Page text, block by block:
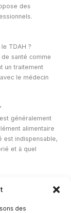
des
des
TDAH ?
de santé comme
un traitement
le médecin
généralement
alimentaire
est indispensable,
et à quel
pour le
d’interaction et